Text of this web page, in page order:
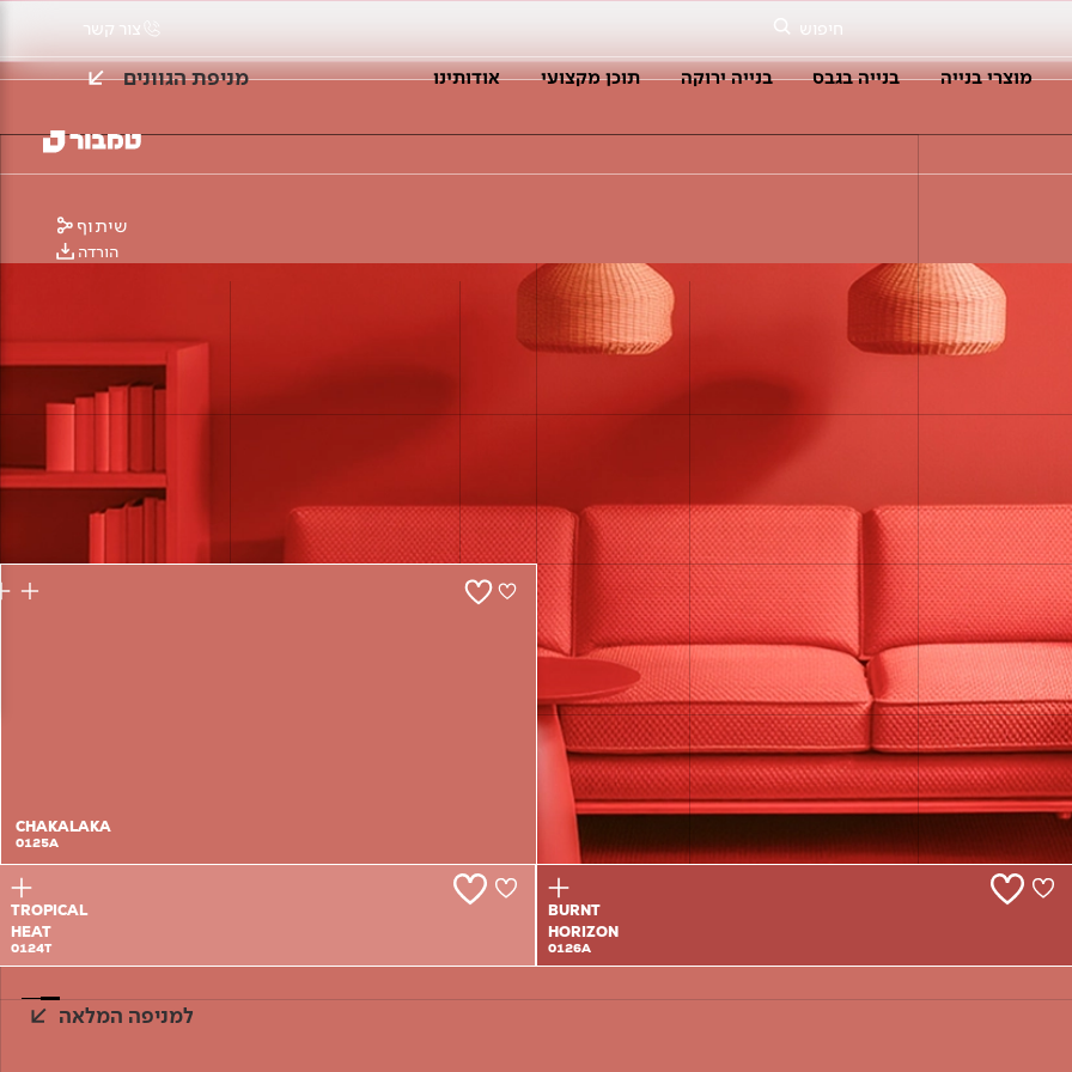
חיפוש צור קשר
מוצרי בנייה בנייה בגבס בנייה ירוקה תוכן מקצועי אודותינו מניפת הגוונים
שיתוף
הורדה
CHAKALAKA
0125A
BURNT
HORIZON
0126A
0125A
TROPICAL
HEAT
0124T
למניפה המלאה